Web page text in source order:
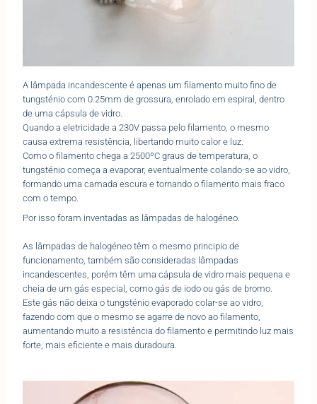
A lâmpada incandescente é apenas um filamento muito fino de
tungsténio com 0.25mm de grossura, enrolado em espiral, dentro
de uma cápsula de vidro.
Quando a eletricidade a 230V passa pelo filamento, o mesmo
causa extrema resistência, libertando muito calor e luz.
Como o filamento chega a 2500ºC graus de temperatura, o
tungsténio começa a evaporar, eventualmente colando-se ao vidro,
formando uma camada escura e tornando o filamento mais fraco
com o tempo.
Por isso foram inventadas as lâmpadas de halogéneo.
As lâmpadas de halogéneo têm o mesmo principio de
funcionamento, também são consideradas lâmpadas
incandescentes, porém têm uma cápsula de vidro mais pequena e
cheia de um gás especial, como gás de iodo ou gás de bromo.
Este gás não deixa o tungsténio evaporado colar-se ao vidro,
fazendo com que o mesmo se agarre de novo ao filamento,
aumentando muito a resistência do filamento e permitindo luz mais
forte, mais eficiente e mais duradoura.